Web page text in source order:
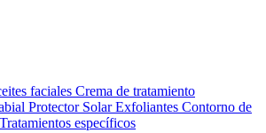
faciales Crema de tratamiento
Protector SolarExfoliantes Contorno de
Tratamientos específicos